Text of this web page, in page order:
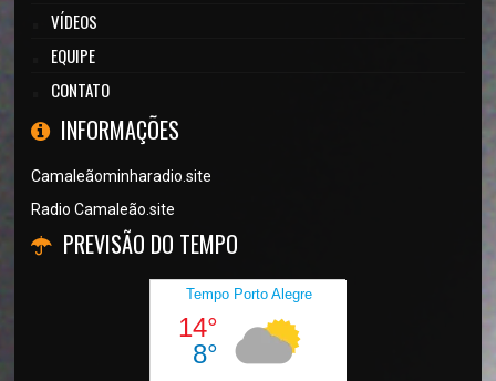
VÍDEOS
EQUIPE
CONTATO
INFORMAÇÕES
Camaleãominharadio.site
Radio Camaleão.site
PREVISÃO DO TEMPO